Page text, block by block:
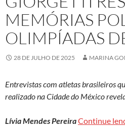
MEMÓRIAS
OLIMPÍADAS
28 DE JULHO DE 2025 MARINA
Entrevistas com atletas brasileiros
realizado na Cidade do México
Lívia Mendes PereiraContinue